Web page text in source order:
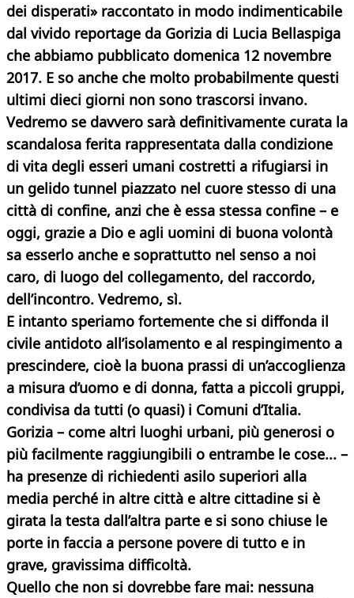
dei disperati» raccontato in modo indimenticabile
dal vivido reportage da Gorizia di Lucia Bellaspiga
che abbiamo pubblicato domenica 12 novembre
2017. E so anche che molto probabilmente questi
ultimi dieci giorni non sono trascorsi invano.
Vedremo se davvero sarà definitivamente curata la
scandalosa ferita rappresentata dalla condizione
di vita degli esseri umani costretti a rifugiarsi in
un gelido tunnel piazzato nel cuore stesso di una
città di confine, anzi che è essa stessa confine – e
oggi, grazie a Dio e agli uomini di buona volontà
sa esserlo anche e soprattutto nel senso a noi
caro, di luogo del collegamento, del raccordo,
dell’incontro. Vedremo, sì.
E intanto speriamo fortemente che si diffonda il
civile antidoto all’isolamento e al respingimento a
prescindere, cioè la buona prassi di un’accoglienza
a misura d’uomo e di donna, fatta a piccoli gruppi,
condivisa da tutti (o quasi) i Comuni d’Italia.
Gorizia – come altri luoghi urbani, più generosi o
più facilmente raggiungibili o entrambe le cose... –
ha presenze di richiedenti asilo superiori alla
media perché in altre città e altre cittadine si è
girata la testa dall’altra parte e si sono chiuse le
porte in faccia a persone povere di tutto e in
grave, gravissima difficoltà.
Quello che non si dovrebbe fare mai: nessuna